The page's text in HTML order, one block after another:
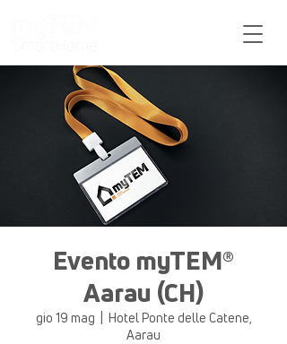
Evento myTEM®
Aarau (CH)
gio 19 mag
Hotel Ponte delle Catene,
Aarau